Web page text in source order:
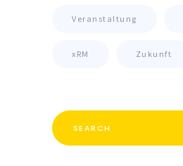
Veranstaltung
xRM Zukunft